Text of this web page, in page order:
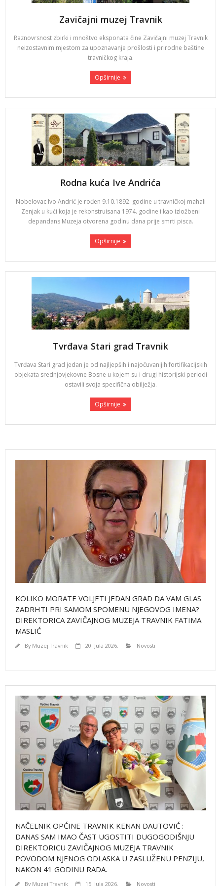
Zavičajni muzej Travnik
Raznovrsnost zbirki i mnoštvo eksponata čine Zavičajni muzej Travnik
neizostavnim mjestom za upoznavanje prošlosti i prirodne baštine
travničkog kraja.
Opširnije
Rodna kuća Ive Andrića
Nobelovac Ivo Andrić je rođen 9.10.1892. godine u travničkoj mahali
Zenjak u kući koja je rekonstruisana 1974. godine i kao izložbeni
depandans Muzeja otvorena godinu dana prije smrti pisca.
Opširnije
Tvrđava Stari grad Travnik
Tvrđava Stari grad jedan je od najljepših i najočuvanijih fortifikacijskih
objekata srednjovjekovne Bosne u kojem su i drugi historijski periodi
ostavili svoja specifična obilježja.
Opširnije
KOLIKO MORATE VOLJETI JEDAN GRAD DA VAM GLAS
ZADRHTI PRI SAMOM SPOMENU NJEGOVOG IMENA?
DIREKTORICA ZAVIČAJNOG MUZEJA TRAVNIK FATIMA
MASLIĆ
By Muzej Travnik 20. Jula 2026. Novosti
NAČELNIK OPĆINE TRAVNIK KENAN DAUTOVIĆ :
DANAS SAM IMAO ČAST UGOSTITI DUGOGODIŠNJU
DIREKTORICU ZAVIČAJNOG MUZEJA TRAVNIK
POVODOM NJENOG ODLASKA U ZASLUŽENU PENZIJU,
NAKON 41 GODINU RADA.
By Muzej Travnik 15. Jula 2026. Novosti